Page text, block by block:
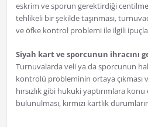
eskrim ve sporun gerektirdiği
tehlikeli bir şekilde taşınması,
ve öfke kontrol problemi ile ilgili
Siyah kart ve sporcunun ihracını
Turnuvalarda veli ya da sporcunun
kontrolü probleminin ortaya çıkması
hırsızlık gibi hukuki yaptırımlara
bulunulması, kırmızı kartlık